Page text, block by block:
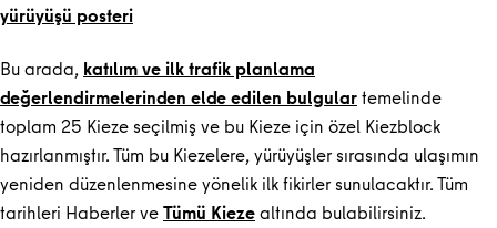
yürüyüşü posteri
Bu arada, katılım ve ilk trafik planlama
değerlendirmelerinden elde edilen bulgulartemelinde
toplam 25 Kieze seçilmiş ve bu Kieze için özel Kiezblock
hazırlanmıştır. Tüm bu Kiezelere, yürüyüşler sırasında ulaşımın
yeniden düzenlenmesine yönelik ilk fikirler sunulacaktır. Tüm
tarihleri Haberler veTümü Kiezealtında bulabilirsiniz.